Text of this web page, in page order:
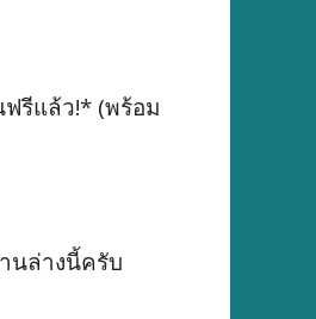
รีแล้ว!* (พร้อม
นล่างนี้ครับ